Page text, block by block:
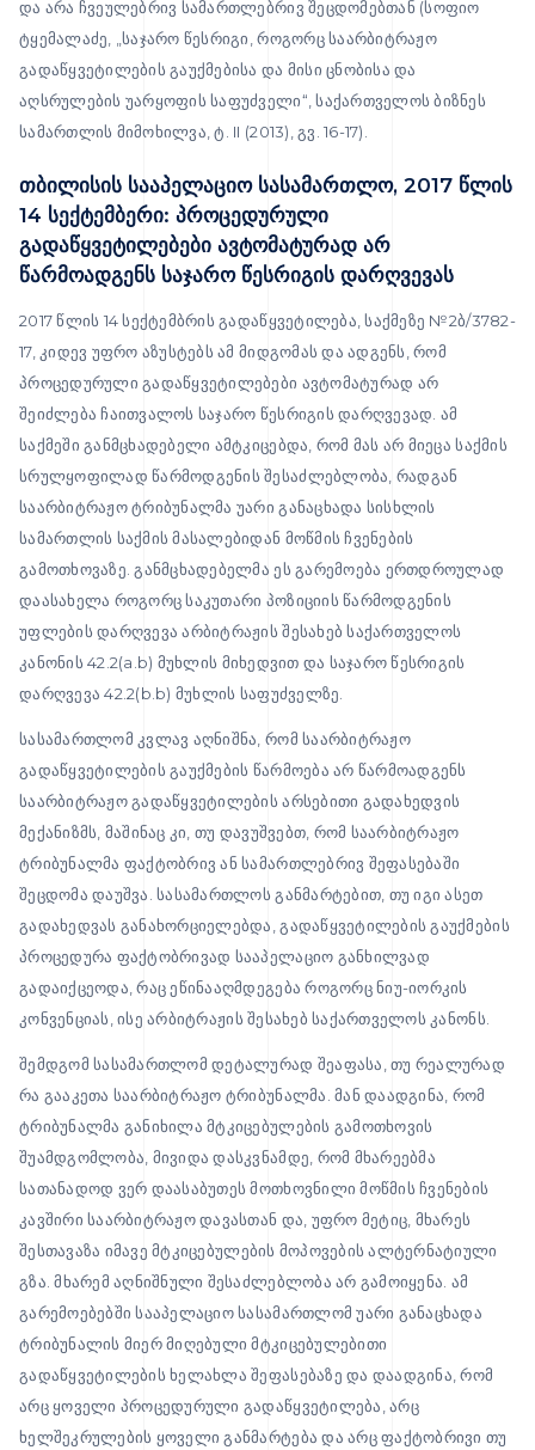
და არა ჩვეულებრივ სამართლებრივ შეცდომებთან (სოფიო
ტყემალაძე, „საჯარო წესრიგი, როგორც საარბიტრაჟო
გადაწყვეტილების გაუქმებისა და მისი ცნობისა და
აღსრულების უარყოფის საფუძველი“, საქართველოს ბიზნეს
სამართლის მიმოხილვა, ტ. II (2013), გვ. 16-17).
თბილისის სააპელაციო სასამართლო, 2017 წლის
14 სექტემბერი: პროცედურული
გადაწყვეტილებები ავტომატურად არ
წარმოადგენს საჯარო წესრიგის დარღვევას
2017 წლის 14 სექტემბრის გადაწყვეტილება, საქმეზე №2ბ/3782-
17, კიდევ უფრო აზუსტებს ამ მიდგომას და ადგენს, რომ
პროცედურული გადაწყვეტილებები ავტომატურად არ
შეიძლება ჩაითვალოს საჯარო წესრიგის დარღვევად. ამ
საქმეში განმცხადებელი ამტკიცებდა, რომ მას არ მიეცა საქმის
სრულყოფილად წარმოდგენის შესაძლებლობა, რადგან
საარბიტრაჟო ტრიბუნალმა უარი განაცხადა სისხლის
სამართლის საქმის მასალებიდან მოწმის ჩვენების
გამოთხოვაზე. განმცხადებელმა ეს გარემოება ერთდროულად
დაასახელა როგორც საკუთარი პოზიციის წარმოდგენის
უფლების დარღვევა არბიტრაჟის შესახებ საქართველოს
კანონის 42.2(a.b) მუხლის მიხედვით და საჯარო წესრიგის
დარღვევა 42.2(b.b) მუხლის საფუძველზე.
სასამართლომ კვლავ აღნიშნა, რომ საარბიტრაჟო
გადაწყვეტილების გაუქმების წარმოება არ წარმოადგენს
საარბიტრაჟო გადაწყვეტილების არსებითი გადახედვის
მექანიზმს, მაშინაც კი, თუ დავუშვებთ, რომ საარბიტრაჟო
ტრიბუნალმა ფაქტობრივ ან სამართლებრივ შეფასებაში
შეცდომა დაუშვა. სასამართლოს განმარტებით, თუ იგი ასეთ
გადახედვას განახორციელებდა, გადაწყვეტილების გაუქმების
პროცედურა ფაქტობრივად სააპელაციო განხილვად
გადაიქცეოდა, რაც ეწინააღმდეგება როგორც ნიუ-იორკის
კონვენციას, ისე არბიტრაჟის შესახებ საქართველოს კანონს.
შემდგომ სასამართლომ დეტალურად შეაფასა, თუ რეალურად
რა გააკეთა საარბიტრაჟო ტრიბუნალმა. მან დაადგინა, რომ
ტრიბუნალმა განიხილა მტკიცებულების გამოთხოვის
შუამდგომლობა, მივიდა დასკვნამდე, რომ მხარეებმა
სათანადოდ ვერ დაასაბუთეს მოთხოვნილი მოწმის ჩვენების
კავშირი საარბიტრაჟო დავასთან და, უფრო მეტიც, მხარეს
შესთავაზა იმავე მტკიცებულების მოპოვების ალტერნატიული
გზა. მხარემ აღნიშნული შესაძლებლობა არ გამოიყენა. ამ
გარემოებებში სააპელაციო სასამართლომ უარი განაცხადა
ტრიბუნალის მიერ მიღებული მტკიცებულებითი
გადაწყვეტილების ხელახლა შეფასებაზე და დაადგინა, რომ
არც ყოველი პროცედურული გადაწყვეტილება, არც
ხელშეკრულების ყოველი განმარტება და არც ფაქტობრივი თუ